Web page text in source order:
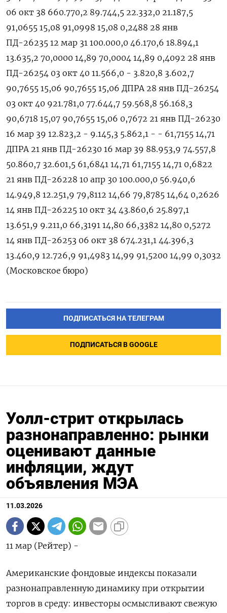
06 окт 38 660.770,2 89.744,5 22.332,0 21.187,5
91,0655 15,08 91,0998 15,08 0,2488 28 янв
ПД-26235 12 мар 31 100.000,0 46.170,6 18.894,1
13.635,2 70,0000 14,89 70,0004 14,89 0,4092 28 янв
ПД-26254 03 окт 40 11.566,0 - 3.820,8 3.602,7
90,7655 15,06 90,7655 15,06 ДПРА 28 янв ПД-26254
03 ​окт 40 921.781,0 77.644,7 59.568,8 56.168,3
90,6718 15,07 90,7655 15,06 0,7672 21 янв ПД-26230
16 мар 39 12.823,2 - 9.145,3 5.862,1 - - 61,7155 14,71
ДПРА 21 янв ПД-26230 16 мар 39 88.953,9 74.557,8
50.860,7 32.601,5 61,6841 14,71 61,7155 14,71 0,6822
21 янв ПД-26228 10 апр ‌30 100.000,0 56.940,6
14.949,8 12.251,9 79,8112 14,66 79,8785 14,64 0,2626
14 янв ПД-26225 10 окт 34 43.860,6 25.897,1
13.651,9 9.211,0 66,3191 14,80 66,3382 14,80 0,5272
14 янв ПД-26253 06 окт 38 674.231,1 44.396,3
13.460,9 12.726,9 91,4983 14,99 91,5200 14,99 0,3032
(Московское бюро)
ПОДПИСАТЬСЯ НА ТЕЛЕГРАМ
ПОДПИСАТЬСЯ В GOOGLE
Уолл-стрит открылась
разнонаправленно: рынки
оценивают данные
инфляции, ждут
объявления МЭА
11.03.2026
11 мар (Рейтер) -
Американские фондовые индексы показали
разнонаправленную динамику ‌при открытии
торгов в ​среду: инвесторы ​осмысливают свежую ​